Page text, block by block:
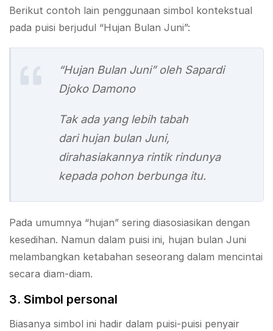
Berikut contoh lain penggunaan simbol kontekstual
pada puisi berjudul “Hujan Bulan Juni”:
“Hujan Bulan Juni” oleh Sapardi
Djoko Damono
Tak ada yang lebih tabah
dari hujan bulan Juni,
dirahasiakannya rintik rindunya
kepada pohon berbunga itu.
Pada umumnya “hujan” sering diasosiasikan dengan
kesedihan. Namun dalam puisi ini, hujan bulan Juni
melambangkan ketabahan seseorang dalam mencintai
secara diam-diam.
3. Simbol personal
Biasanya simbol ini hadir dalam puisi-puisi penyair